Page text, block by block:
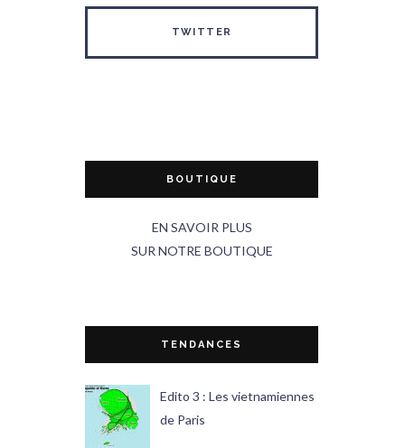
TWITTER
BOUTIQUE
EN SAVOIR PLUS
SUR NOTRE BOUTIQUE
TENDANCES
Edito 3 : Les vietnamiennes
de Paris